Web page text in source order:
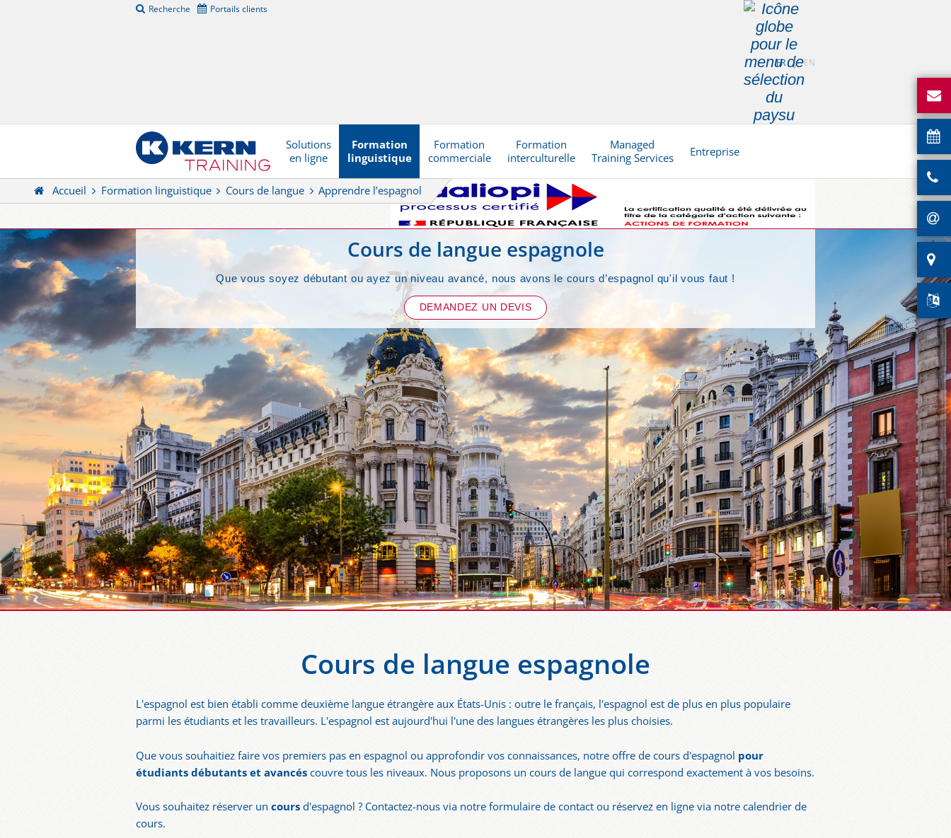
Recherche Portails clients
FR EN
Solutions
en ligne
Formation
linguistique
Formation
commerciale
Formation
interculturelle
Managed
Training Services
Entreprise
Accueil Formation linguistique Cours de langue Apprendre l’espagnol
Cours de langue espagnole
Que vous soyez débutant ou ayez un niveau avancé, nous avons le cours d’espagnol qu'il vous faut !
DEMANDEZ UN DEVIS
Cours de langue espagnole
L'espagnol est bien établi comme deuxième langue étrangère aux États-Unis : outre le français, l'espagnol est de plus en plus populaire
parmi les étudiants et les travailleurs. L'espagnol est aujourd'hui l'une des langues étrangères les plus choisies.
Que vous souhaitiez faire vos premiers pas en espagnol ou approfondir vos connaissances, notre offre de cours d'espagnol pour
étudiants débutants et avancéscouvre tous les niveaux. Nous proposons un cours de langue qui correspond exactement à vos besoins.
Vous souhaitez réserver un coursd'espagnol ? Contactez-nous via notre formulaire de contact ou réservez en ligne via notre calendrier de
cours.